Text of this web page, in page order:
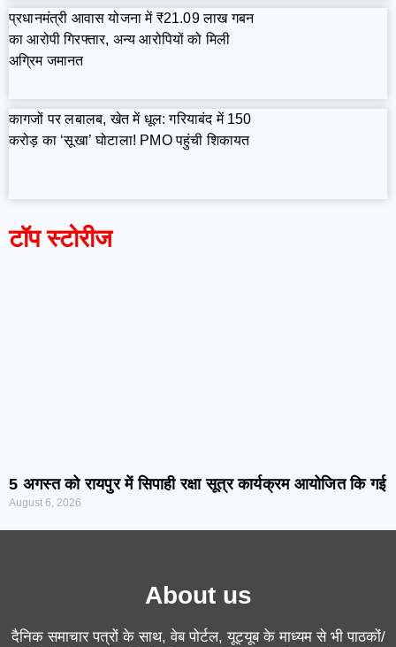
प्रधानमंत्री आवास योजना में ₹21.09 लाख गबन
का आरोपी गिरफ्तार, अन्य आरोपियों को मिली
अग्रिम जमानत
कागजों पर लबालब, खेत में धूल: गरियाबंद में 150
करोड़ का ‘सूखा’ घोटाला! PMO पहुंची शिकायत
टॉप स्टोरीज
5 अगस्त को रायपुर में सिपाही रक्षा सूत्र कार्यक्रम आयोजित कि गई
August 6, 2026
About us
दैनिक समाचार पत्रों के साथ, वेब पोर्टल, यूट्यूब के माध्यम से भी पाठकों/